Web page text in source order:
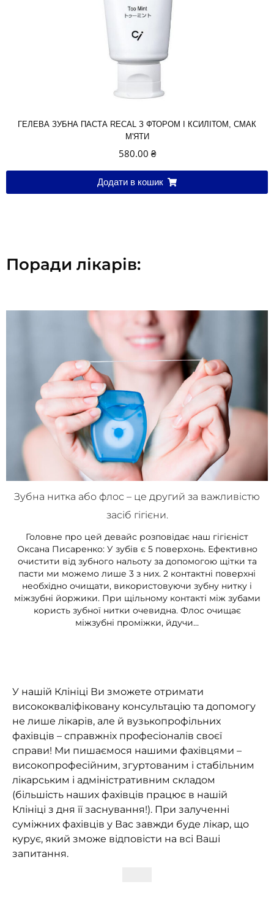
ГЕЛЕВА ЗУБНА ПАСТА RECAL З ФТОРОМ І КСИЛІТОМ, СМАК
М'ЯТИ
580.00 ₴
Додати в кошик
Поради лікарів:
Зубна нитка або флос – це другий за важливістю
засіб гігієни.
Головне про цей девайс розповідає наш гігієніст
Оксана Писаренко: У зубів є 5 поверхонь. Ефективно
очистити від зубного нальоту за допомогою щітки та
пасти ми можемо лише 3 з них. 2 контактні поверхні
необхідно очищати, використовуючи зубну нитку і
міжзубні йоржики. При щільному контакті між зубами
користь зубної нитки очевидна. Флос очищає
міжзубні проміжки, йдучи…
У нашій Клініці Ви зможете отримати
висококваліфіковану консультацію та допомогу
не лише лікарів, але й вузькопрофільних
фахівців – справжніх професіоналів своєї
справи! Ми пишаємося нашими фахівцями –
високопрофесійним, згуртованим і стабільним
лікарським і адміністративним складом
(більшість наших фахівців працює в нашій
Клініці з дня її заснування!). При залученні
суміжних фахівців у Вас завжди буде лікар, що
курує, який зможе відповісти на всі Ваші
запитання.